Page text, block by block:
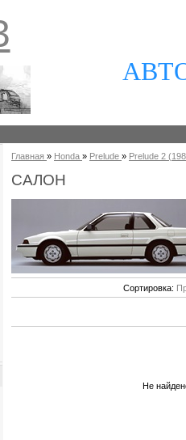
Главная » Honda » Prelude » Prelude 2
САЛОН
Сортировка:
Не